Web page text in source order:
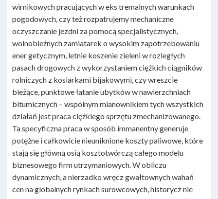
wirnikowych pracujących w eks tremalnych warunkach
pogodowych, czy też rozpatrujemy mechaniczne
oczyszczanie jezdni za pomocą specjalistycznych,
wolnobieżnych zamiatarek o wysokim zapotrzebowaniu
ener getycznym, letnie koszenie zieleni w rozległych
pasach drogowych z wykorzystaniem ciężkich ciągników
rolniczych z kosiarkami bijakowymi, czy wreszcie
bieżące, punktowe łatanie ubytków w nawierzchniach
bitumicznych – wspólnym mianownikiem tych wszystkich
działań jest praca ciężkiego sprzętu zmechanizowanego.
Ta specyficzna praca w sposób immanentny generuje
potężne i całkowicie nieuniknione koszty paliwowe, które
stają się główną osią kosztotwórczą całego modelu
biznesowego firm utrzymaniowych. W obliczu
dynamicznych, a nierzadko wręcz gwałtownych wahań
cen na globalnych rynkach surowcowych, historycz nie